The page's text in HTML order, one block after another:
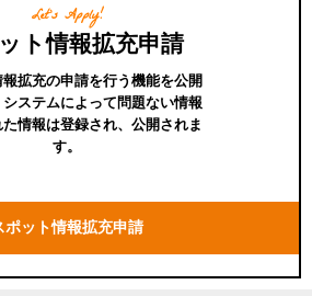
Let's Apply!
ト情報拡充申請
報拡充の申請を行う機能を公開
システムによって問題ない情報
た情報は登録され、公開されま
す。
ポット情報拡充申請